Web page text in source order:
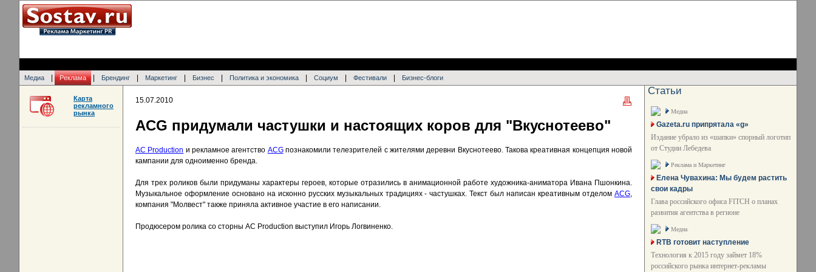
Медиа Реклама Брендинг Маркетинг Бизнес Политика и экономика Социум Фестивали Бизнес-блоги
15.07.2010
ACG придумали частушки и настоящих коров для "Вкуснотеево"
AC Production и рекламное агентство ACGпознакомили телезрителей с жителями деревни Вкуснотеево. Такова креативная концепция новой
кампании для одноименно бренда.
Для трех роликов были придуманы характеры героев, которые отразились в анимационной работе художника-аниматора Ивана Пшонкина.
Музыкальное оформление основано на исконно русских музыкальных традициях - частушках. Текст был написан креативным отделом ACG,
компания "Молвест" также приняла активное участие в его написании.
Продюсером ролика со сторны AC Production выступил Игорь Логвиненко.
Карта
рекламного
рынка
Статьи
Медиа
Gazeta.ru припрятала «g»
Издание убрало из «шапки» спорный логотип
от Студии Лебедева
Реклама и Маркетинг
Елена Чувахина: Мы будем растить
свои кадры
Глава российского офиса FITCH о планах
развития агентства в регионе
Медиа
RTB готовит наступление
Технология к 2015 году займет 18%
российского рынка интернет-рекламы